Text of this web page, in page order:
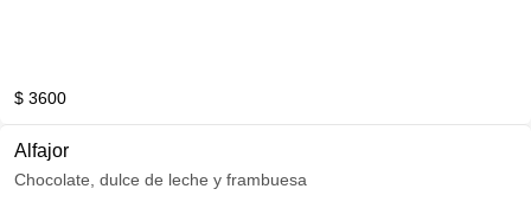
$ 3600
Alfajor
Chocolate, dulce de leche y frambuesa